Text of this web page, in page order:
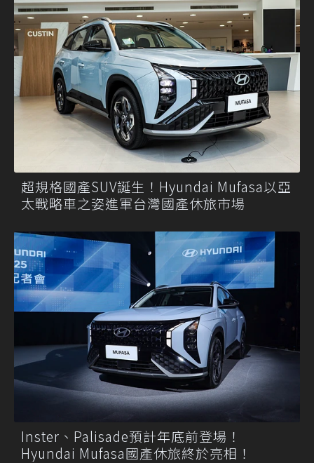
超規格國產SUV誕生！Hyundai Mufasa以亞
太戰略車之姿進軍台灣國產休旅市場
Inster、Palisade預計年底前登場！
Hyundai Mufasa國產休旅終於亮相！